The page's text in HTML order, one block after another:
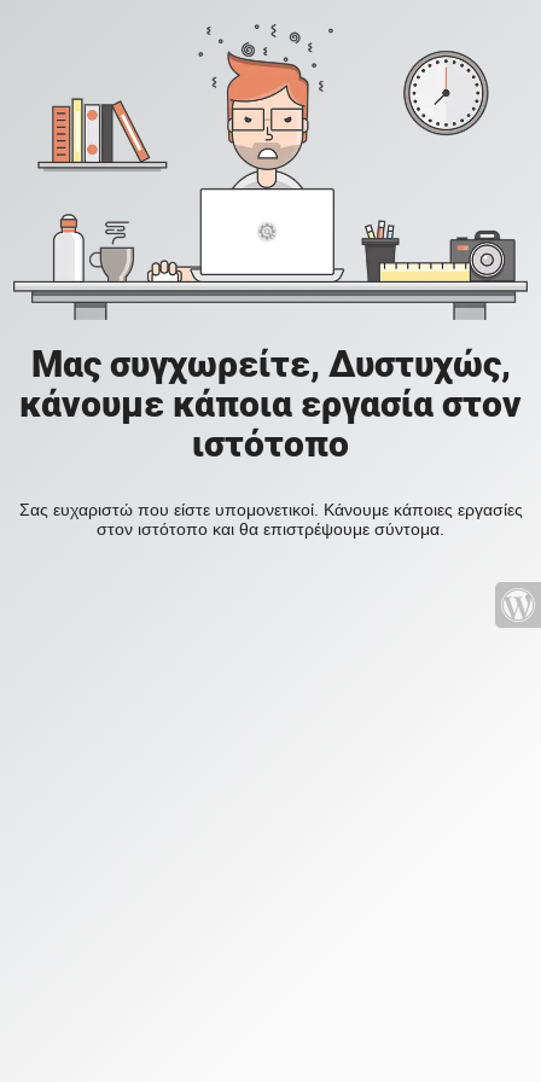
Μας συγχωρείτε, Δυστυχώς,
κάνουμε κάποια εργασία στον
ιστότοπο
Σας ευχαριστώ που είστε υπομονετικοί. Κάνουμε κάποιες εργασίες
στον ιστότοπο και θα επιστρέψουμε σύντομα.